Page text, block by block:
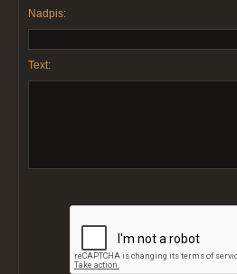
Nadpis:
Text: